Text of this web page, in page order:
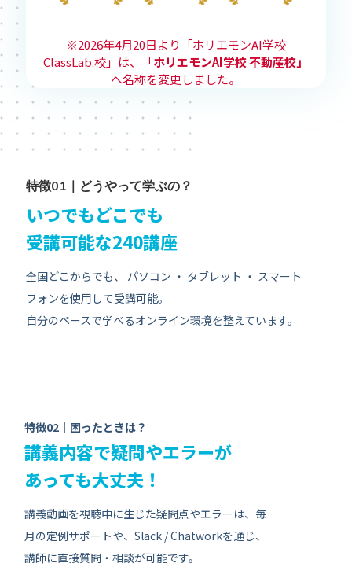
※2026年4月20日より「ホリエモンAI学校
ClassLab.校」は、「ホリエモンAI学校 不動産校」
へ名称を変更しました。
特徴01｜どうやって学ぶの？
いつでもどこでも
受講可能な240講座
全国どこからでも、 パソコン ・ タブレット ・ スマート
フォンを使用して受講可能。
自分のペースで学べるオンライン環境を整えています。
特徴02｜困ったときは？
講義内容で疑問やエラーが
あっても大丈夫！
講義動画を視聴中に生じた疑問点やエラーは、毎
月の定例サポートや、Slack / Chatworkを通じ、
講師に直接質問・相談が可能です。